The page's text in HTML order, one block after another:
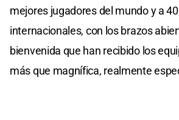
mejores jugadores del mundo y a
internacionales, con los brazos
bienvenida que han recibido los
más que magnífica, realmente